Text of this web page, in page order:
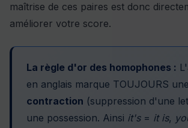
maîtrise de ces paires est donc
améliorer votre score.
La règle d'or des homophones :
en anglais marque TOUJOURS une
contraction (suppression d'une
une possession. Ainsi it's= it is,